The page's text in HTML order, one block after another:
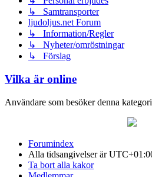
↳ Samtransporter
ljudoljus.net Forum
↳ Information/Regler
↳ Nyheter/omröstningar
↳ Förslag
Vilka är online
Användare som besöker denna
Forumindex
Alla tidsangivelser är
Ta bort alla kakor